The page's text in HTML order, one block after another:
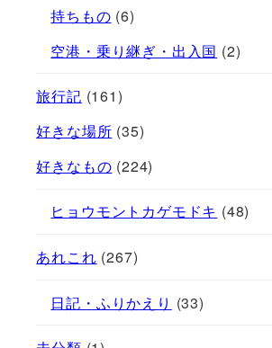
持ちもの (6)
空港・乗り継ぎ・出入国 (2)
旅行記 (161)
好きな場所 (35)
好きなもの (224)
ヒョウモントカゲモドキ (48)
あれこれ (267)
日記・ふりかえり (33)